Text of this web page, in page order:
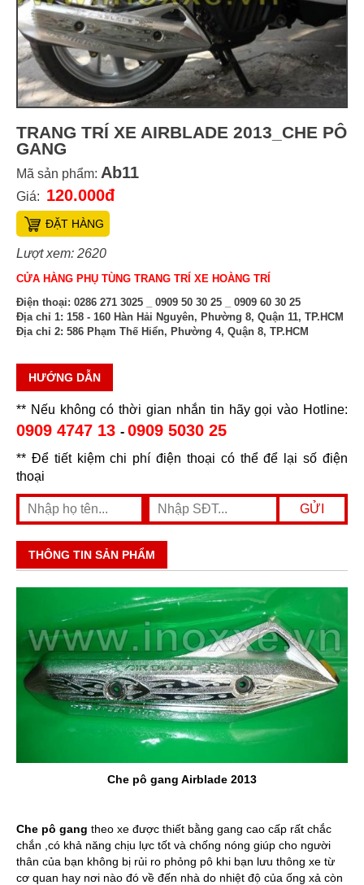
TRANG TRÍ XE AIRBLADE 2013_CHE PÔ
GANG
Mã sản phẩm: Ab11
Giá: 120.000đ
ĐẶT HÀNG
Lượt xem: 2620
CỬA HÀNG PHỤ TÙNG TRANG TRÍ XE HOÀNG TRÍ
Điện thoại: 0286 271 3025 _ 0909 50 30 25 _ 0909 60 30 25
Địa chỉ 1: 158 - 160 Hàn Hải Nguyên, Phường 8, Quận 11, TP.HCM
Địa chỉ 2: 586 Phạm Thế Hiển, Phường 4, Quận 8, TP.HCM
HƯỚNG DẪN
** Nếu không có thời gian nhắn tin hãy gọi vào Hotline:
0909 4747 13 - 0909 5030 25
** Để tiết kiệm chi phí điện thoại có thể để lại số điện
thoại
THÔNG TIN SẢN PHẨM
Che pô gang Airblade 2013
Che pô gang theo xe được thiết bằng gang cao cấp rất chắc
chắn ,có khả năng chịu lực tốt và chống nóng giúp cho người
thân của bạn không bị rủi ro phỏng pô khi bạn lưu thông xe từ
cơ quan hay nơi nào đó về đến nhà do nhiệt độ của ống xả còn